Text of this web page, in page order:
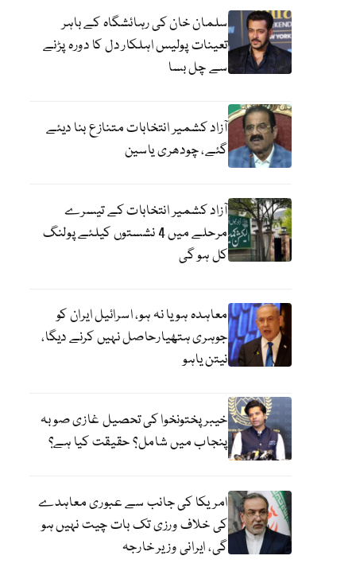
سلمان خان کی رہائشگاہ کے باہر
تعینات پولیس اہلکار دل کا دورہ پڑنے
سے چل بسا
آزاد کشمیر انتخابات متنازع بنا دیئے
گئے، چودھری یاسین
آزاد کشمیر انتخابات کے تیسرے
مرحلے میں 4 نشستوں کیلئے پولنگ
کل ہو گی
معاہدہ ہو یا نہ ہو، اسرائیل ایران کو
جوہری ہتھیارحاصل نہیں کرنے دیگا،
نیتن یاہو
خیبر پختونخوا کی تحصیل غازی صوبہ
پنجاب میں شامل؟ حقیقت کیا ہے؟
امریکا کی جانب سے عبوری معاہدے
کی خلاف ورزی تک بات چیت نہیں ہو
گی، ایرانی وزیر خارجہ